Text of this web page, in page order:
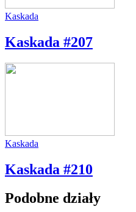
Kaskada
Kaskada #207
Kaskada
Kaskada #210
Podobne działy